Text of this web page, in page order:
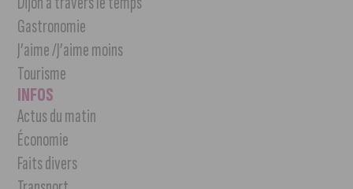
Gastronomie
J’aime /J’aime moins
Tourisme
INFOS
Actus du matin
Économie
Faits divers